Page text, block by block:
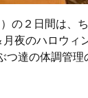
の２日間は、
夜のハロウィ
つ達の体調管